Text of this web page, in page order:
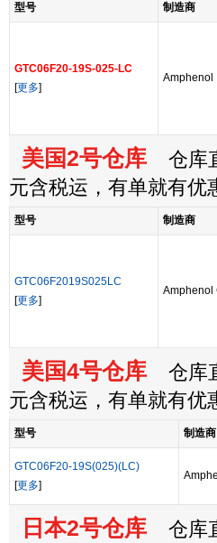
型号 制造商
GTC06F20-19S-025-LC
[更多]
Amphenol
美国2号仓库 仓库
元含税运，有单就有优
型号 制造商
GTC06F2019S025LC
[更多]
Amphenol
美国4号仓库 仓库
元含税运，有单就有优
型号 制造商
GTC06F20-19S(025)(LC)
[更多]
日本2号仓库 仓库